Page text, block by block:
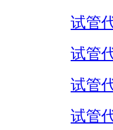
试管
试管
试管
试管